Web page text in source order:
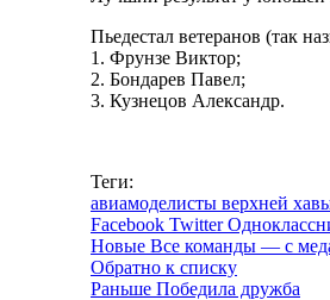
Пьедестал ветеранов (так
1. Фрунзе Виктор;
2. Бондарев Павел;
3. Кузнецов Александр.
Теги:
авиамоделисты верхней
Facebook Twitter
Новые Все команды — с
Обратно к списку
Раньше Победила дружба